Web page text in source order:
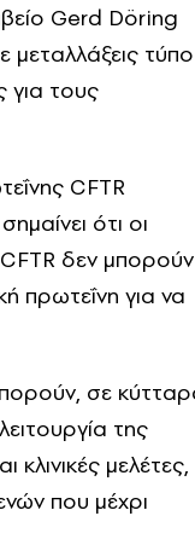
Gerd Döring
για τους
CFTR
ότι οι
δεν μπορούν
πρωτεΐνη για να
σε
της
μελέτες,
που μέχρι